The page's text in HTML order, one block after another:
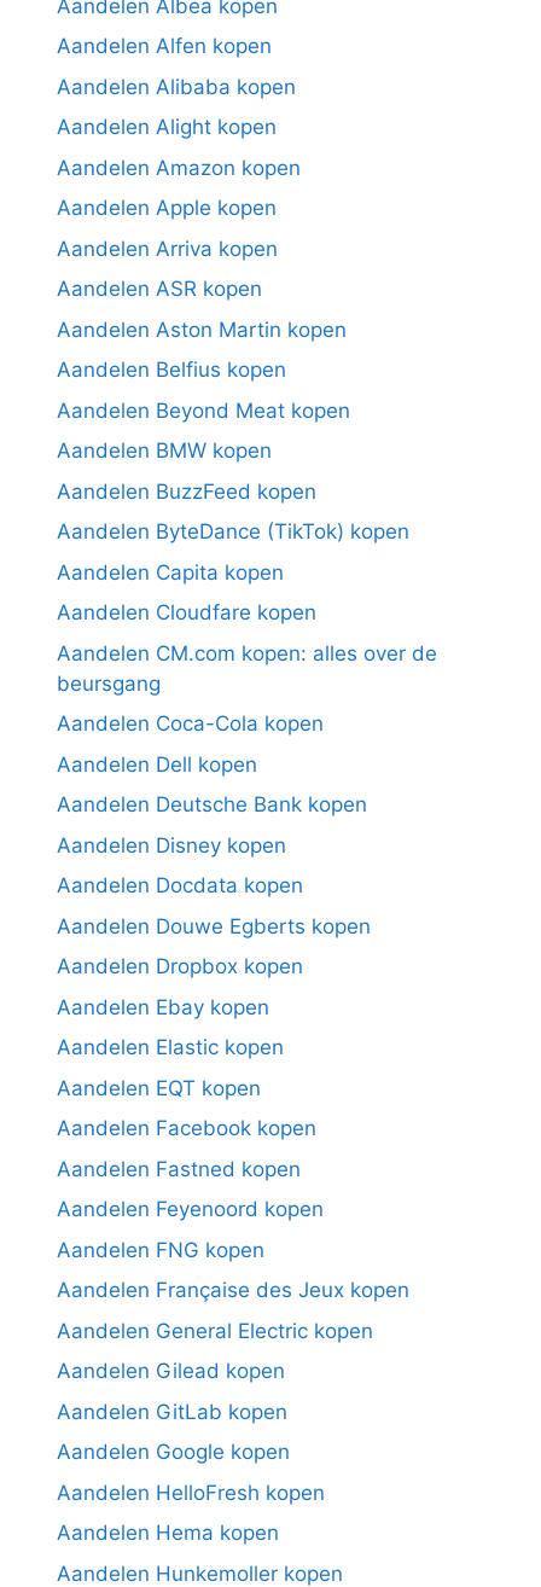
Aandelen Albea kopen
Aandelen Alfen kopen
Aandelen Alibaba kopen
Aandelen Alight kopen
Aandelen Amazon kopen
Aandelen Apple kopen
Aandelen Arriva kopen
Aandelen ASR kopen
Aandelen Aston Martin kopen
Aandelen Belfius kopen
Aandelen Beyond Meat kopen
Aandelen BMW kopen
Aandelen BuzzFeed kopen
Aandelen ByteDance (TikTok) kopen
Aandelen Capita kopen
Aandelen Cloudfare kopen
Aandelen CM.com kopen: alles over de
beursgang
Aandelen Coca-Cola kopen
Aandelen Dell kopen
Aandelen Deutsche Bank kopen
Aandelen Disney kopen
Aandelen Docdata kopen
Aandelen Douwe Egberts kopen
Aandelen Dropbox kopen
Aandelen Ebay kopen
Aandelen Elastic kopen
Aandelen EQT kopen
Aandelen Facebook kopen
Aandelen Fastned kopen
Aandelen Feyenoord kopen
Aandelen FNG kopen
Aandelen Française des Jeux kopen
Aandelen General Electric kopen
Aandelen Gilead kopen
Aandelen GitLab kopen
Aandelen Google kopen
Aandelen HelloFresh kopen
Aandelen Hema kopen
Aandelen Hunkemoller kopen